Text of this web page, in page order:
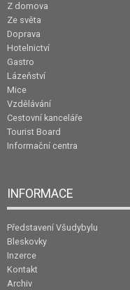
Z domova
Ze světa
Doprava
Hotelnictví
Gastro
Lázeňství
Mice
Vzdělávání
Cestovní kanceláře
Tourist Board
Informační centra
INFORMACE
Představení Všudybylu
Bleskovky
Inzerce
Kontakt
Archiv